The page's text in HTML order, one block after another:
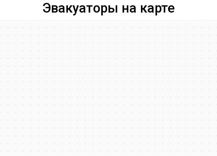
Эвакуаторы на карте